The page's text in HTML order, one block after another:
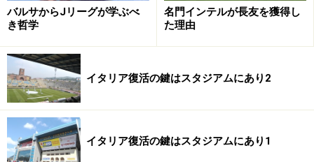
バルサからJリーグが学ぶべ
き哲学
名門インテルが長友を獲得し
た理由
イタリア復活の鍵はスタジアムにあり2
イタリア復活の鍵はスタジアムにあり1